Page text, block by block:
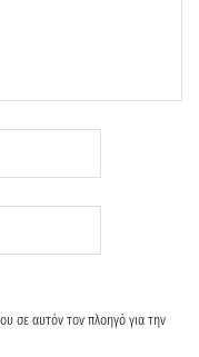
σε αυτόν τον πλοηγό για την